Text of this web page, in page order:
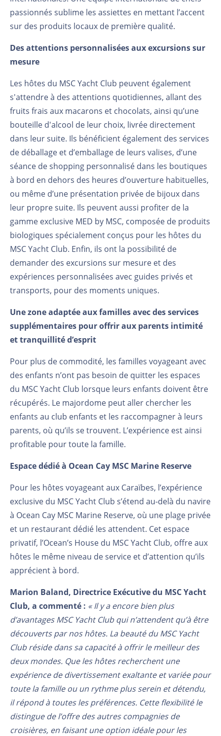
passionnés sublime les assiettes en mettant l’accent
sur des produits locaux de première qualité.
Des attentions personnalisées aux excursions sur
mesure
Les hôtes du MSC Yacht Club peuvent également
s'attendre à des attentions quotidiennes, allant des
fruits frais aux macarons et chocolats, ainsi qu’une
bouteille d'alcool de leur choix, livrée directement
dans leur suite. Ils bénéficient également des services
de déballage et d’emballage de leurs valises, d’une
séance de shopping personnalisé dans les boutiques
à bord en dehors des heures d’ouverture habituelles,
ou même d’une présentation privée de bijoux dans
leur propre suite. Ils peuvent aussi profiter de la
gamme exclusive MED by MSC, composée de produits
biologiques spécialement conçus pour les hôtes du
MSC Yacht Club. Enfin, ils ont la possibilité de
demander des excursions sur mesure et des
expériences personnalisées avec guides privés et
transports, pour des moments uniques.
Une zone adaptée aux familles avec des services
supplémentaires pour offrir aux parents intimité
et tranquillité d’esprit
Pour plus de commodité, les familles voyageant avec
des enfants n’ont pas besoin de quitter les espaces
du MSC Yacht Club lorsque leurs enfants doivent être
récupérés. Le majordome peut aller chercher les
enfants au club enfants et les raccompagner à leurs
parents, où qu’ils se trouvent. L’expérience est ainsi
profitable pour toute la famille.
Espace dédié à Ocean Cay MSC Marine Reserve
Pour les hôtes voyageant aux Caraïbes, l’expérience
exclusive du MSC Yacht Club s’étend au-delà du navire
à Ocean Cay MSC Marine Reserve, où une plage privée
et un restaurant dédié les attendent. Cet espace
privatif, l’Ocean’s House du MSC Yacht Club, offre aux
hôtes le même niveau de service et d’attention qu’ils
apprécient à bord.
Marion Baland, Directrice Exécutive du MSC Yacht
Club, a commenté : « Il y a encore bien plus
d’avantages MSC Yacht Club qui n’attendent qu’à être
découverts par nos hôtes. La beauté du MSC Yacht
Club réside dans sa capacité à offrir le meilleur des
deux mondes. Que les hôtes recherchent une
expérience de divertissement exaltante et variée pour
toute la famille ou un rythme plus serein et détendu,
il répond à toutes les préférences. Cette flexibilité le
distingue de l’offre des autres compagnies de
croisières, en faisant une option idéale pour les